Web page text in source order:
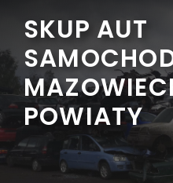
SKUP AUT
POWIATY